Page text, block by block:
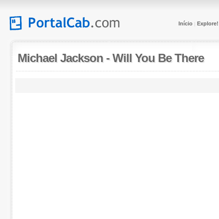
Início| Explore!
Michael Jackson-Will You Be There